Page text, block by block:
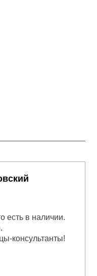
есть в наличии.
консультанты!